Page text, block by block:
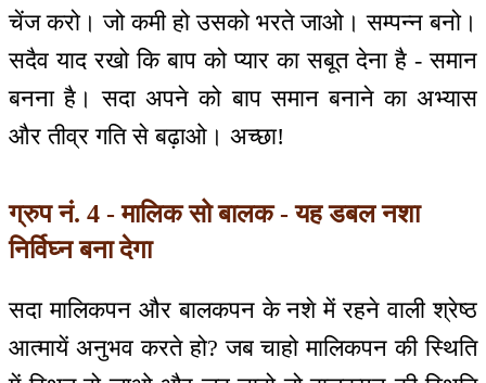
चेंज करो। जो कमी हो उसको भरते जाओ। सम्पन्न बनो।
सदैव याद रखो कि बाप को प्यार का सबूत देना है - समान
बनना है। सदा अपने को बाप समान बनाने का अभ्यास
और तीव्र गति से बढ़ाओ। अच्छा!
ग्रुप नं. 4 - मालिक सो बालक - यह डबल नशा
निर्विघ्न बना देगा
सदा मालिकपन और बालकपन के नशे में रहने वाली श्रेष्ठ
आत्मायें अनुभव करते हो? जब चाहो मालिकपन की स्थिति